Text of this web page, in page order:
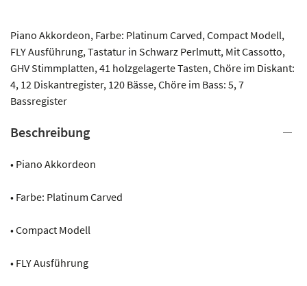
Piano Akkordeon, Farbe: Platinum Carved, Compact Modell,
FLY Ausführung, Tastatur in Schwarz Perlmutt, Mit Cassotto,
GHV Stimmplatten, 41 holzgelagerte Tasten, Chöre im Diskant:
4, 12 Diskantregister, 120 Bässe, Chöre im Bass: 5, 7
Bassregister
Beschreibung
• Piano Akkordeon
• Farbe: Platinum Carved
• Compact Modell
• FLY Ausführung